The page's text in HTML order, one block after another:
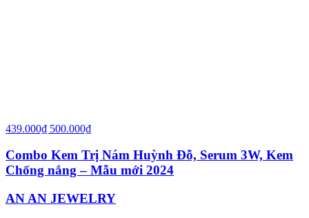
439.000₫ 500.000₫
Combo Kem Trị Nám Huỳnh Đỗ, Serum 3W, Kem
Chống nắng – Mẫu mới 2024
AN AN JEWELRY